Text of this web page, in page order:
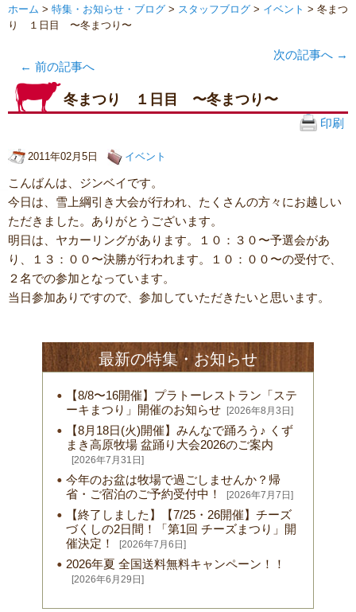
ホーム > 特集・お知らせ・ブログ > スタッフブログ > イベント > 冬まつ
り １日目 〜冬まつり〜
← 前の記事へ
次の記事へ →
冬まつり １日目 〜冬まつり〜
印刷
2011年02月5日 イベント
こんばんは、ジンベイです。
今日は、雪上綱引き大会が行われ、たくさんの方々にお越しい
ただきました。ありがとうございます。
明日は、ヤカーリングがあります。１０：３０〜予選会があ
り、１３：００〜決勝が行われます。１０：００〜の受付で、
２名での参加となっています。
当日参加ありですので、参加していただきたいと思います。
最新の特集・お知らせ
【8/8〜16開催】プラトーレストラン「ステ
ーキまつり」開催のお知らせ
[2026年8月3日]
【8月18日(火)開催】みんなで踊ろう♪ くず
まき高原牧場 盆踊り大会2026のご案内
[2026年7月31日]
今年のお盆は牧場で過ごしませんか？帰
省・ご宿泊のご予約受付中！
[2026年7月7日]
【終了しました】【7/25・26開催】チーズ
づくしの2日間！「第1回 チーズまつり」開
催決定！
[2026年7月6日]
2026年夏 全国送料無料キャンペーン！！
[2026年6月29日]